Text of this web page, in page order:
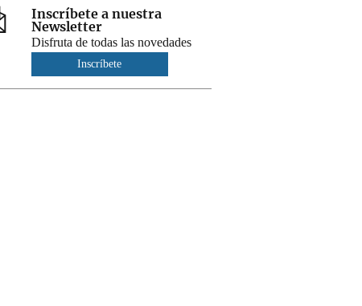
Inscríbete a nuestra
Newsletter
Disfruta de todas las novedades
Inscríbete